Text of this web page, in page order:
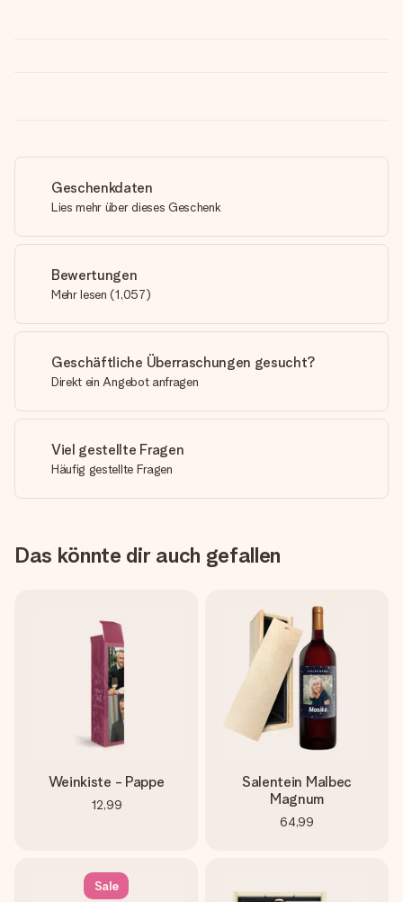
Geschenkdaten
Lies mehr über dieses Geschenk
Bewertungen
Mehr lesen (1,057)
Geschäftliche Überraschungen gesucht?
Direkt ein Angebot anfragen
Viel gestellte Fragen
Häufig gestellte Fragen
Das könnte dir auch gefallen
Weinkiste - Pappe
12,99
Salentein Malbec
Magnum
64,99
Sale